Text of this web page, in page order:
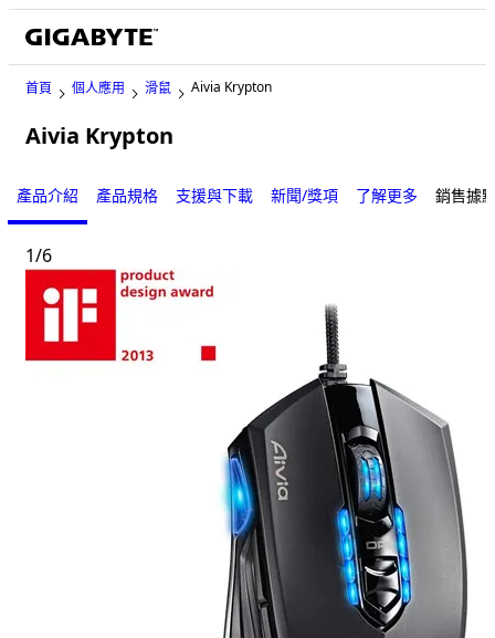
首頁 個人應用 滑鼠 Aivia Krypton
Aivia Krypton
產品介紹 產品規格 支援與下載 新聞/獎項 了解更多 銷售據
1/6